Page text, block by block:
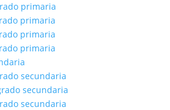
primaria
primaria
primaria
primaria
secundaria
secundaria
secundaria